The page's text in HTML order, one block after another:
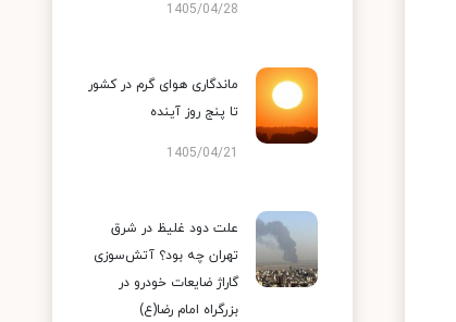
1405/04/28
ماندگاری هوای گرم در کشور
تا پنج روز آینده
1405/04/21
علت دود غلیظ در شرق
تهران چه بود؟ آتش‌سوزی
گاراژ ضایعات خودرو در
بزرگراه امام رضا(ع)